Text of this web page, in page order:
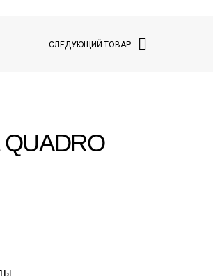
СЛЕДУЮЩИЙ ТОВАР